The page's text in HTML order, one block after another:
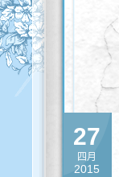
27
四月
2015